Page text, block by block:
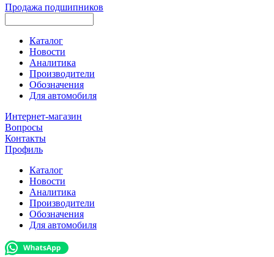
Продажа подшипников
Каталог
Новости
Аналитика
Производители
Обозначения
Для автомобиля
Интернет-магазин
Вопросы
Контакты
Профиль
Каталог
Новости
Аналитика
Производители
Обозначения
Для автомобиля